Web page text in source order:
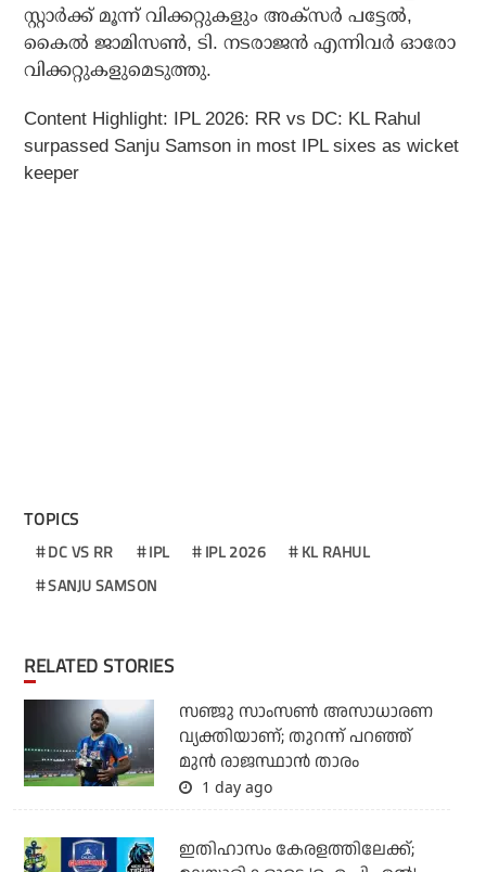
സ്റ്റാര്‍ക്ക് മൂന്ന് വിക്കറ്റുകളും അക്സര്‍ പട്ടേല്‍,
കൈല്‍ ജാമിസണ്‍, ടി. നടരാജന്‍ എന്നിവര്‍ ഓരോ
വിക്കറ്റുകളുമെടുത്തു.
Content Highlight: IPL 2026: RR vs DC: KL Rahul
surpassed Sanju Samson in most IPL sixes as wicket
keeper
TOPICS
DC VS RR IPL IPL 2026
KL RAHUL
SANJU SAMSON
RELATED STORIES
സഞ്ജു സാംസണ്‍ അസാധാരണ
വ്യക്തിയാണ്; തുറന്ന് പറഞ്ഞ്
മുന്‍ രാജസ്ഥാന്‍ താരം
1 day ago
ഇതിഹാസം കേരളത്തിലേക്ക്;